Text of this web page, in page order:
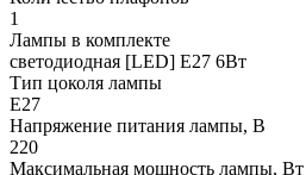
1
Лампы в комплекте
светодиодная [LED] E27 6Вт
Тип цоколя лампы
E27
Напряжение питания лампы, В
220
Максимальная мощность лампы, Вт